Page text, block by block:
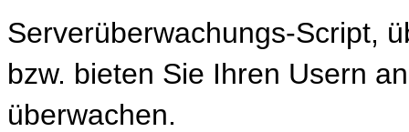
Serverüberwachungs-Script,
bzw. bieten Sie Ihren Usern
überwachen.